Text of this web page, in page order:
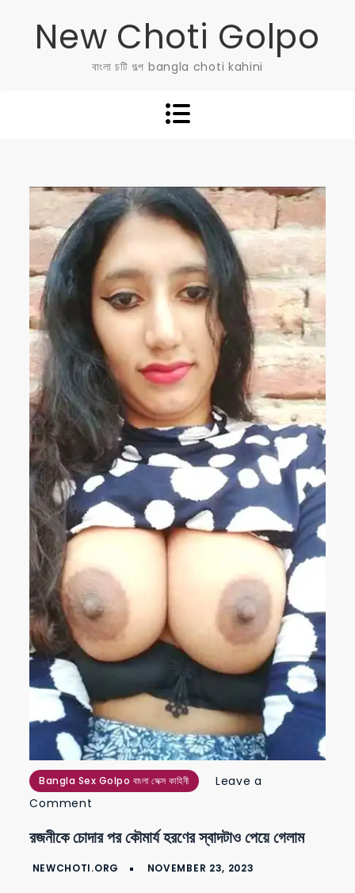
New Choti Golpo
বাংলা চটি গল্প bangla choti kahini
Bangla Sex Golpo বাংলা সেক্স কাহিনী
Leave a
Comment
চোদার
পর
রজনীকে চোদার পর কৌমার্য হরণের স্বাদটাও পেয়ে গেলাম